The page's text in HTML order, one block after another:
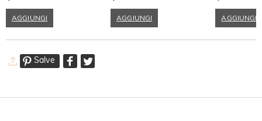
AGGIUNGI AGGIUNGI AGGIUNGI
Salve